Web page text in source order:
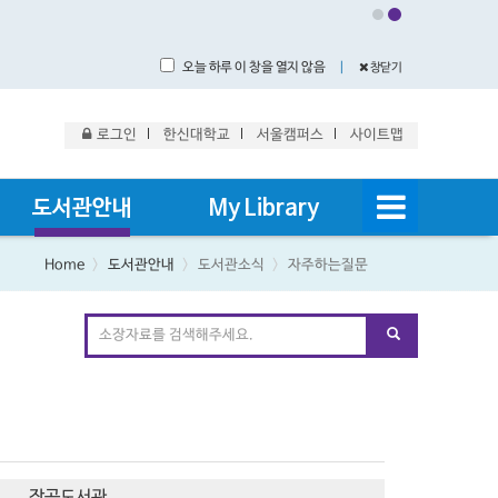
오늘 하루 이 창을 열지 않음 창닫기
로그인 한신대학교 서울캠퍼스 사이트맵
도서관안내 My Library
Home 도서관안내 도서관소식 자주하는질문